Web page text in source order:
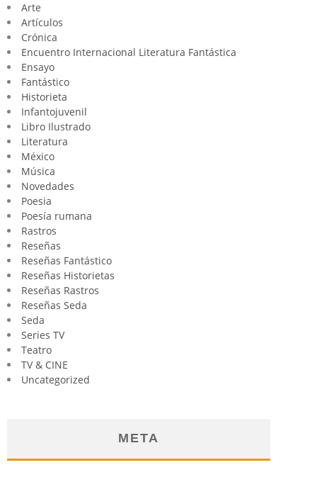
Arte
Artículos
Crónica
Encuentro Internacional Literatura Fantástica
Ensayo
Fantástico
Historieta
Infantojuvenil
Libro Ilustrado
Literatura
México
Música
Novedades
Poesia
Poesía rumana
Rastros
Reseñas
Reseñas Fantástico
Reseñas Historietas
Reseñas Rastros
Reseñas Seda
Seda
Series TV
Teatro
TV & CINE
Uncategorized
META